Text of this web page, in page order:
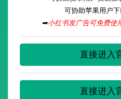
可协助苹果用户下
➡小红书发广告可免费使
直接进入
直接进入